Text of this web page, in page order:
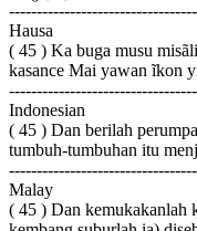
Hausa
( 45 ) Ka buga musu
kasance Mai yawan ĩkon
Indonesian
( 45 ) Dan berilah
tumbuh-tumbuhan itu
Malay
( 45 ) Dan kemukakanlah